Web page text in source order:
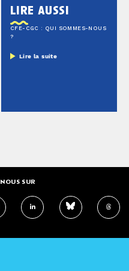
lire aussi
CFE-CGC : QUI SOMMES-NOUS
?
Lire la suite
SUR